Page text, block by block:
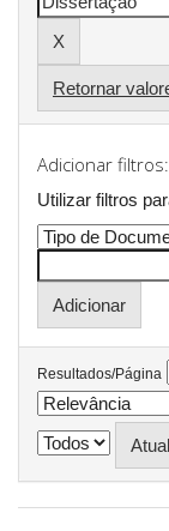
Retornar
Adicionar filtros:
Utilizar filtros
Resultados/Página